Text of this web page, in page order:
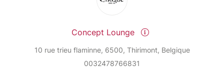
Concept Lounge
10 rue trieu flaminne, 6500, Thirimont, Belgique
0032478766831